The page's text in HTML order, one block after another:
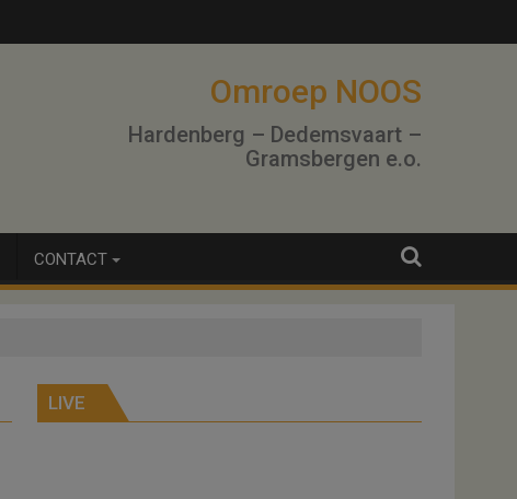
Omroep NOOS
Hardenberg – Dedemsvaart –
Gramsbergen e.o.
CONTACT
LIVE